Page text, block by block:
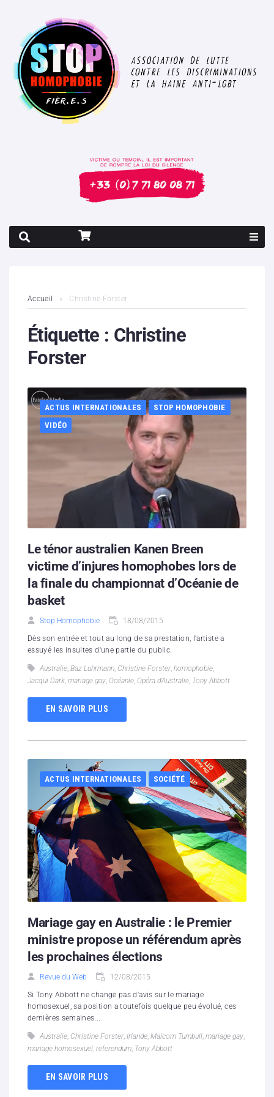
Contenus litigieux
Nous soutenir
Partenaires
Contacts
Accueil Christine Forster
Étiquette : Christine
Forster
ACTUS INTERNATIONALES
STOP HOMOPHOBIE
VIDÉO
Le ténor australien Kanen Breen
victime d’injures homophobes lors de
la finale du championnat d’Océanie de
basket
Stop Homophobie 18/08/2015
Dès son entrée et tout au long de sa prestation, l'artiste a
essuyé les insultes d'une partie du public.
Australie, Baz Luhrmann, Christine Forster, homophobie,
Jacqui Dark, mariage gay, Océanie, Opéra d’Australie, Tony Abbott
EN SAVOIR PLUS
ACTUS INTERNATIONALES SOCIÉTÉ
Mariage gay en Australie : le Premier
ministre propose un référendum après
les prochaines élections
Revue du Web 12/08/2015
Si Tony Abbott ne change pas d'avis sur le mariage
homosexuel, sa position a toutefois quelque peu évolué, ces
dernières semaines...
Australie, Christine Forster, Irlande, Malcom Turnbull, mariage gay,
mariage homosexuel, referendum, Tony Abbott
EN SAVOIR PLUS